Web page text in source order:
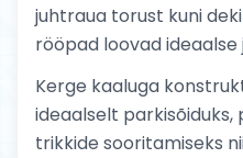
juhtraua torust kuni
rööpad loovad ideaalse
Kerge kaaluga
ideaalselt parkisõiduks,
trikkide sooritamiseks